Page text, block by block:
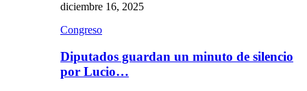
diciembre 16, 2025
Congreso
Diputados guardan un minuto de silencio
por Lucio…